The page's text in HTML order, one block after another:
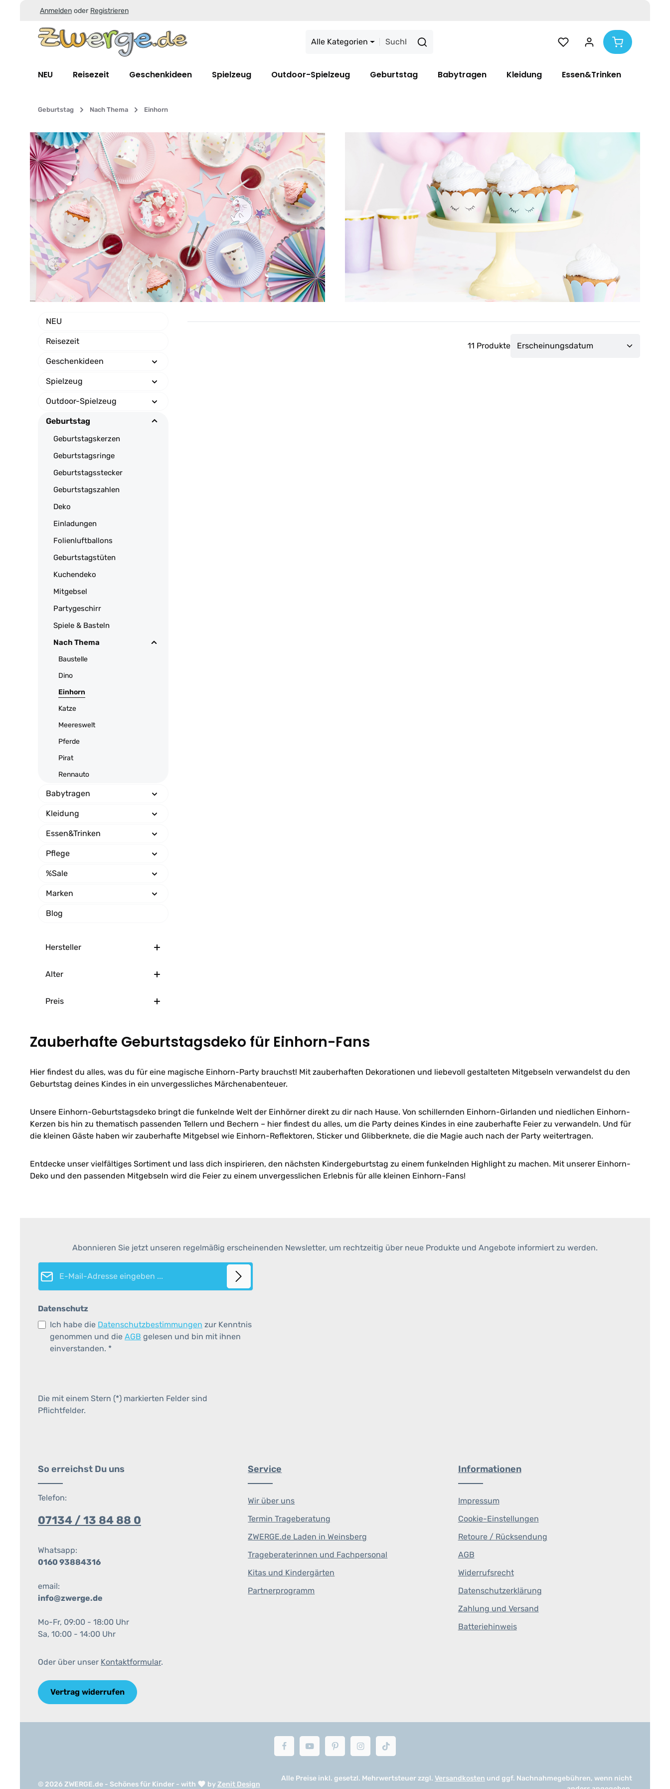
Zum Hauptinhalt springen
Zur Suche springen
Zur Hauptnavigation springen
Anmelden oder Registrieren
Alle Kategorien
NEU Reisezeit Geschenkideen Spielzeug Outdoor-Spielzeug Geburtstag Babytragen Kleidung Essen&Trinken
Geburtstag Nach Thema Einhorn
NEU
Reisezeit
Geschenkideen
Spielzeug
Outdoor-Spielzeug
Geburtstag
Geburtstagskerzen
Geburtstagsringe
Geburtstagsstecker
Geburtstagszahlen
Deko
Einladungen
Folienluftballons
Geburtstagstüten
Kuchendeko
Mitgebsel
Partygeschirr
Spiele & Basteln
Nach Thema
Baustelle
Dino
Einhorn
Katze
Meereswelt
Pferde
Pirat
Rennauto
Babytragen
Kleidung
Essen&Trinken
Pflege
%Sale
Marken
Blog
Hersteller
Alter
Preis
11 Produkte
Zauberhafte Geburtstagsdeko für Einhorn-Fans
Hier findest du alles, was du für eine magische Einhorn-Party brauchst! Mit zauberhaften Dekorationen und liebevoll gestalteten Mitgebseln verwandelst du den
Geburtstag deines Kindes in ein unvergessliches Märchenabenteuer.
Unsere Einhorn-Geburtstagsdeko bringt die funkelnde Welt der Einhörner direkt zu dir nach Hause. Von schillernden Einhorn-Girlanden und niedlichen Einhorn-
Kerzen bis hin zu thematisch passenden Tellern und Bechern – hier findest du alles, um die Party deines Kindes in eine zauberhafte Feier zu verwandeln. Und für
die kleinen Gäste haben wir zauberhafte Mitgebsel wie Einhorn-Reflektoren, Sticker und Glibberknete, die die Magie auch nach der Party weitertragen.
Entdecke unser vielfältiges Sortiment und lass dich inspirieren, den nächsten Kindergeburtstag zu einem funkelnden Highlight zu machen. Mit unserer Einhorn-
Deko und den passenden Mitgebseln wird die Feier zu einem unvergesslichen Erlebnis für alle kleinen Einhorn-Fans!
Abonnieren Sie jetzt unseren regelmäßig erscheinenden Newsletter, um rechtzeitig über neue Produkte und Angebote informiert zu werden.
E-Mail-Adresse*
Datenschutz
Ich habe die Datenschutzbestimmungen zur Kenntnis
genommen und die AGB gelesen und bin mit ihnen
einverstanden. *
Die mit einem Stern (*) markierten Felder sind
Pflichtfelder.
So erreichst Du uns
Telefon:
07134 / 13 84 88 0
Whatsapp:
0160 93884316
email:
info@zwerge.de
Mo-Fr, 09:00 - 18:00 Uhr
Sa, 10:00 - 14:00 Uhr
Oder über unser Kontaktformular.
Vertrag widerrufen
Service
Wir über uns
Termin Trageberatung
ZWERGE.de Laden in Weinsberg
Trageberaterinnen und Fachpersonal
Kitas und Kindergärten
Partnerprogramm
Informationen
Impressum
Cookie-Einstellungen
Retoure / Rücksendung
AGB
Widerrufsrecht
Datenschutzerklärung
Zahlung und Versand
Batteriehinweis
© 2026 ZWERGE.de - Schönes für Kinder - with byZenit Design
Alle Preise inkl. gesetzl. Mehrwertsteuer zzgl. Versandkosten und ggf. Nachnahmegebühren, wenn nicht